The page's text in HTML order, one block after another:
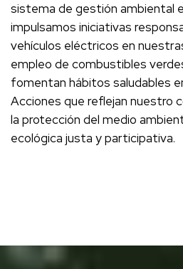
sistema de gestión ambiental
impulsamos iniciativas
vehículos eléctricos en
empleo de combustibles
fomentan hábitos saludables
Acciones que reflejan nuestro
la protección del medio
ecológica justa y participativa.